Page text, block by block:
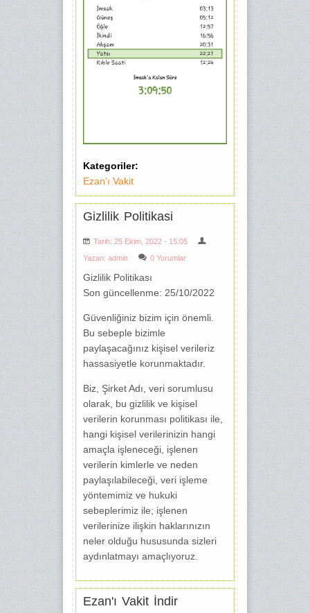
Kategoriler:
Ezan'ı Vakit
Gizlilik Politikasi
Tarih: 25 Ekim, 2022 - 15:05
Yazan: admin 0 Yorumlar
Gizlilik Politikası
Son güncellenme: 25/10/2022
Güvenliğiniz bizim için önemli.
Bu sebeple bizimle
paylaşacağınız kişisel verileriz
hassasiyetle korunmaktadır.
Biz, Şirket Adı, veri sorumlusu
olarak, bu gizlilik ve kişisel
verilerin korunması politikası ile,
hangi kişisel verilerinizin hangi
amaçla işleneceği, işlenen
verilerin kimlerle ve neden
paylaşılabileceği, veri işleme
yöntemimiz ve hukuki
sebeplerimiz ile; işlenen
verilerinize ilişkin haklarınızın
neler olduğu hususunda sizleri
aydınlatmayı amaçlıyoruz.
Ezan'ı Vakit İndir